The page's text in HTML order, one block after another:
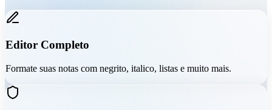
Editor Completo
Formate suas notas com negrito, italico, listas e muito mais.